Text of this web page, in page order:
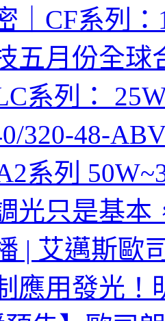
｜CF系列：
五月份全球
系列：
320-48-
系列
光只是基本
| 艾邁斯歐
應用發光！